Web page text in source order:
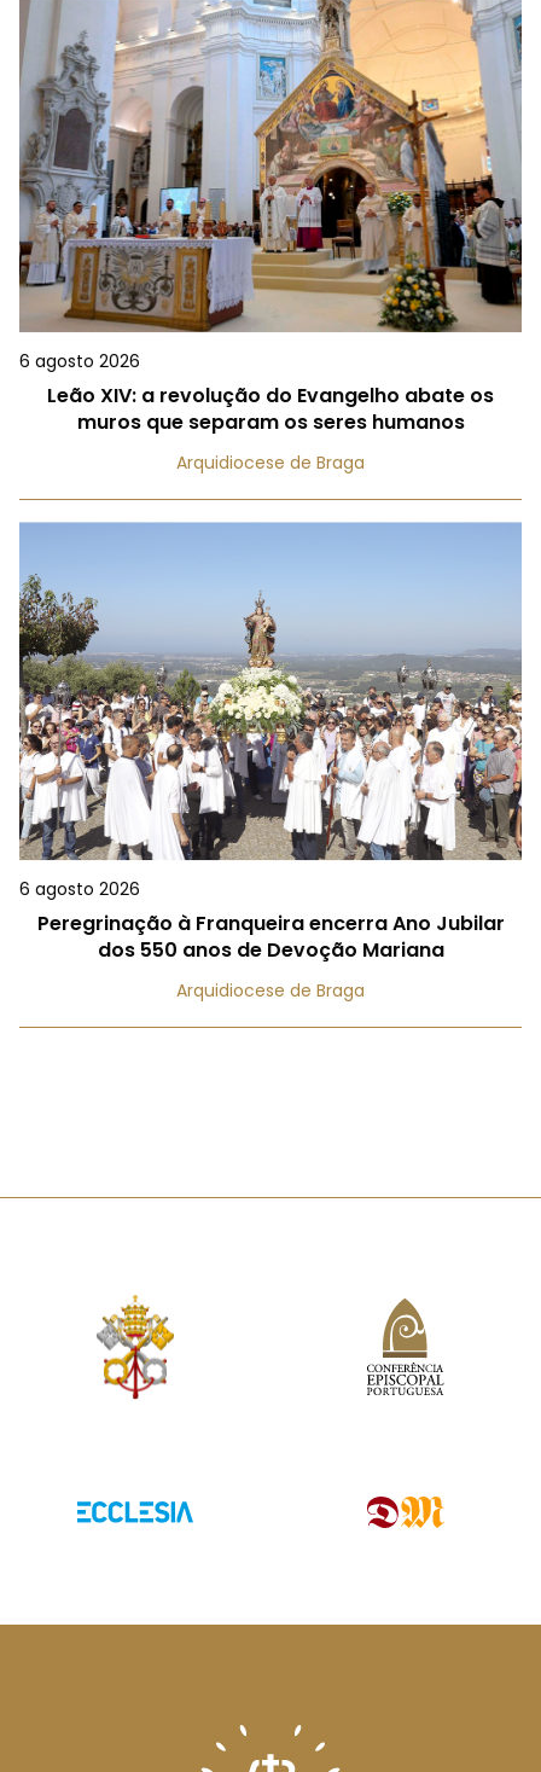
6 agosto 2026
Leão XIV: a revolução do Evangelho abate os
muros que separam os seres humanos
Arquidiocese de Braga
6 agosto 2026
Peregrinação à Franqueira encerra Ano Jubilar
dos 550 anos de Devoção Mariana
Arquidiocese de Braga